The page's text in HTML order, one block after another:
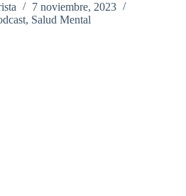
7 noviembre, 2023
, Salud Mental